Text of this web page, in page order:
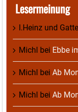
Lesermeinung
I.Heinz und Gatte
Michl bei Ebbe
Michl bei Ab
Michl bei Ab